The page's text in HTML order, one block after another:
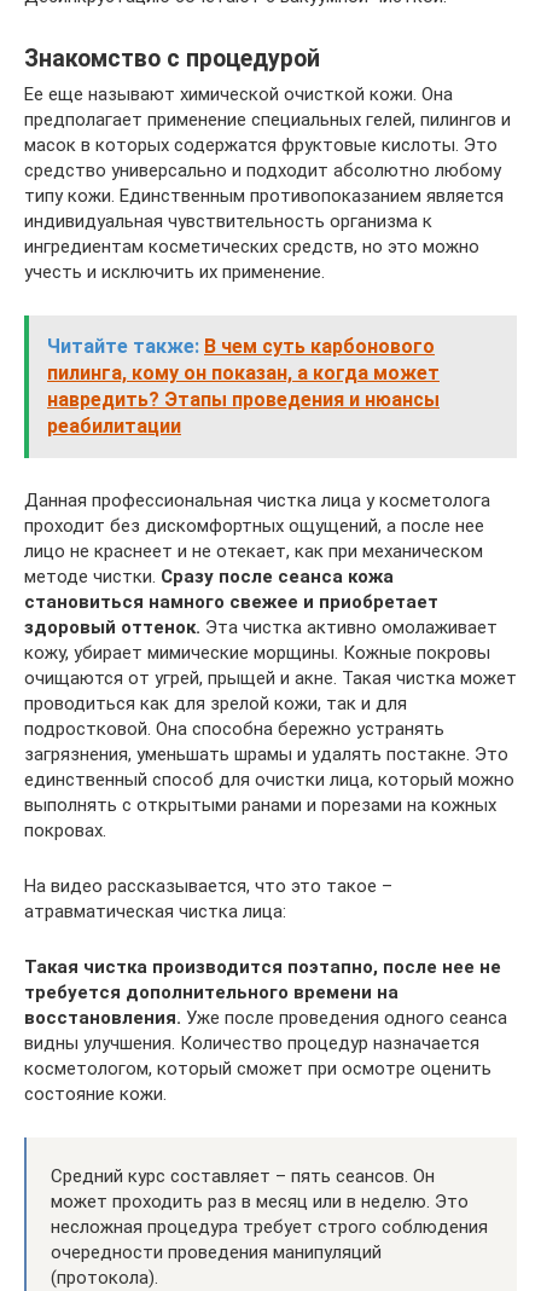
Знакомство с процедурой
Ее еще называют химической очисткой кожи. Она
предполагает применение специальных гелей, пилингов и
масок в которых содержатся фруктовые кислоты. Это
средство универсально и подходит абсолютно любому
типу кожи. Единственным противопоказанием является
индивидуальная чувствительность организма к
ингредиентам косметических средств, но это можно
учесть и исключить их применение.
Читайте также: В чем суть карбонового
пилинга, кому он показан, а когда может
навредить? Этапы проведения и нюансы
реабилитации
Данная профессиональная чистка лица у косметолога
проходит без дискомфортных ощущений, а после нее
лицо не краснеет и не отекает, как при механическом
методе чистки. Сразу после сеанса кожа
становиться намного свежее и приобретает
здоровый оттенок. Эта чистка активно омолаживает
кожу, убирает мимические морщины. Кожные покровы
очищаются от угрей, прыщей и акне. Такая чистка может
проводиться как для зрелой кожи, так и для
подростковой. Она способна бережно устранять
загрязнения, уменьшать шрамы и удалять постакне. Это
единственный способ для очистки лица, который можно
выполнять с открытыми ранами и порезами на кожных
покровах.
На видео рассказывается, что это такое –
атравматическая чистка лица:
Такая чистка производится поэтапно, после нее не
требуется дополнительного времени на
восстановления. Уже после проведения одного сеанса
видны улучшения. Количество процедур назначается
косметологом, который сможет при осмотре оценить
состояние кожи.
Средний курс составляет – пять сеансов. Он
может проходить раз в месяц или в неделю. Это
несложная процедура требует строго соблюдения
очередности проведения манипуляций
(протокола).